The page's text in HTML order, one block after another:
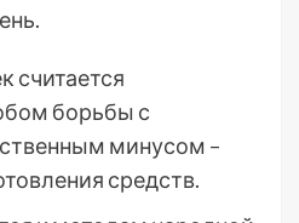
считается
борьбы с
минусом –
средств.